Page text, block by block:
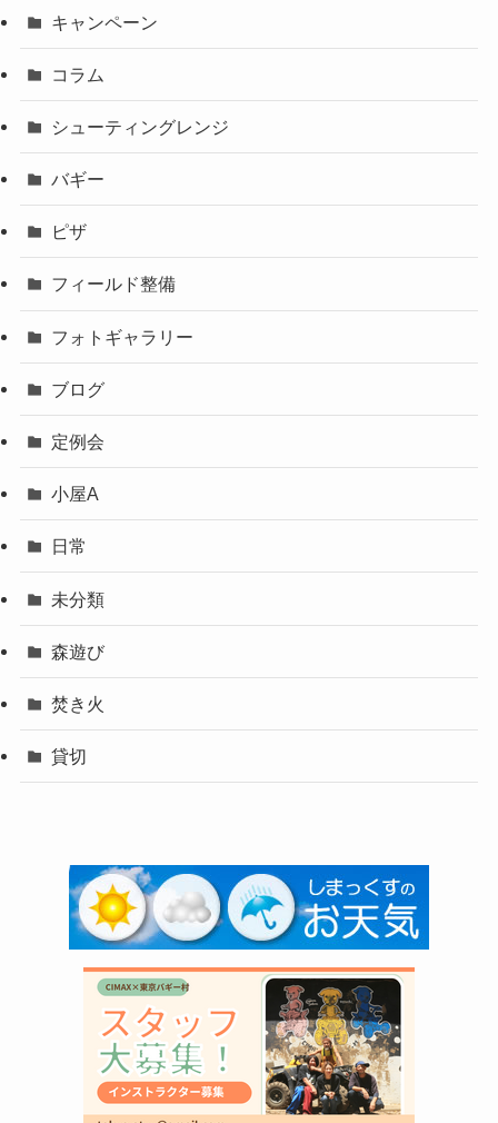
キャンペーン
コラム
シューティングレンジ
バギー
ピザ
フィールド整備
フォトギャラリー
ブログ
定例会
小屋A
日常
未分類
森遊び
焚き火
貸切